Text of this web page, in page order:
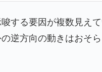
する要因が複数見え
逆方向の動きはおそ